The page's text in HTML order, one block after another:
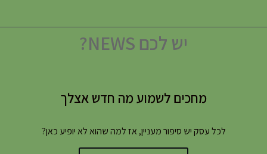
יש לכם NEWS?
מחכים לשמוע מה חדש אצלך
לכל עסק יש סיפור מעניין, אז למה שהוא לא יופיע כאן?